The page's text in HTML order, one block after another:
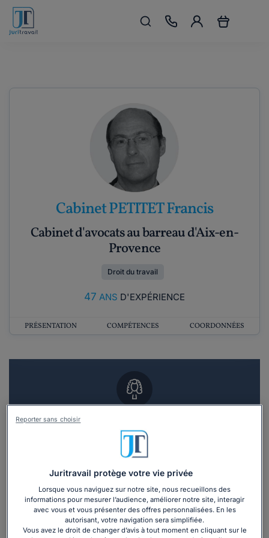
Cabinet PETITET Francis
Cabinet d'avocats au barreau d'Aix-en-
Provence
Droit du travail
47 ANS D'EXPÉRIENCE
PRÉSENTATION COMPÉTENCES COORDONNÉES
Vous souhaitez un RDV en cabinet avec un
avocat ?
3 devis en 48h
Juritravail protège votre vie privée
Lorsque vous naviguez sur notre site, nous recueillons des
informations pour mesurer l’audience, améliorer notre site, interagir
avec vous et vous présenter des offres personnalisées. En les
autorisant, votre navigation sera simplifiée.
Vous avez le droit de changer d’avis à tout moment en cliquant sur le
Reporter sans choisir